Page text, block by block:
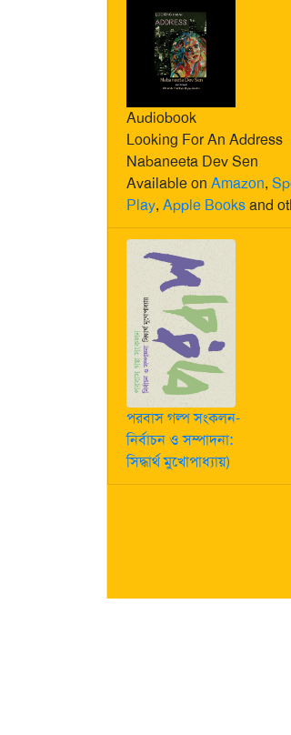
Audiobook
Looking For An Address
Nabaneeta Dev Sen
Available on Amazon,
Play, Apple Booksand
পরবাস গল্প সংকলন-
নির্বাচন ও সম্পাদনা:
সিদ্ধার্থ মুখোপাধ্যায়)